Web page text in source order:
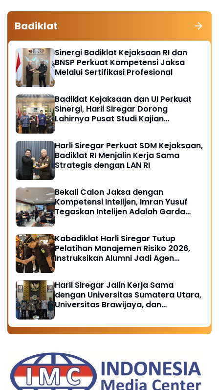
Badiklat
Sinergi Badiklat Kejaksaan RI dan
BNSP Perkuat Kompetensi Jaksa
Melalui Sertifikasi Profesional
Badiklat Kejaksaan dan UI Perkuat
Sinergi, Harli Siregar Dorong
Lahirnya Pusat Studi Kajian
Harli Siregar Perkuat SDM Kejaksaan,
Badiklat RI Menjalin Kerja Sama
Strategis dengan LAN RI
Bekali Calon Jaksa dengan
Kompetensi Intelijen, Imran Yusuf
Tegaskan Intelijen Adalah Garda
Kabadiklat Harli Siregar Tutup
Pelatihan Manajemen Risiko 2026,
Instruksikan Alumni Jadi Agen
Harli Siregar Jalin Kerja Sama
dengan Universitas Sumatera Utara,
Universitas Brawijaya, dan
Peluang Pegawai Kejaksaan RI
Tempuh Pendidikan Doktor (S3)